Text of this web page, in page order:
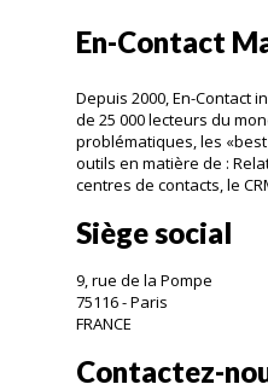
En-Contact
Depuis 2000, En-Contact
de 25 000 lecteurs du
problématiques, les
outils en matière de :
centres de contacts, le
Siège social
9, rue de la Pompe
75116 - Paris
FRANCE
Contactez-